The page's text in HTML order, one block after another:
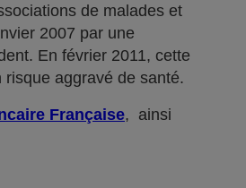
de malades et
2007 par une
En février 2011, cette
aggravé de santé.
Française, ainsi